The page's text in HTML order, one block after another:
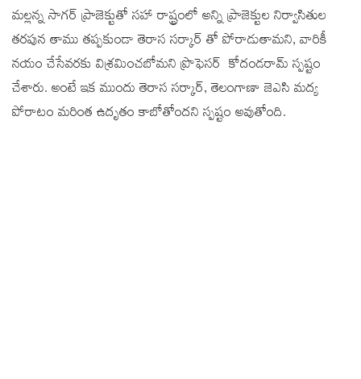
మల్లన్న సాగర్ ప్రాజెక్టుతో సహా రాష్ట్రంలో అన్ని ప్రాజెక్టుల నిర్వాసితుల
తరపున తాము తప్పకుండా తెరాస సర్కార్ తో పోరాడుతామని, వారికీ
నయం చేసేవరకు విశ్రమించబోమని ప్రొఫెసర్ కోదండరామ్ స్పష్టం
చేశారు. అంటే ఇక ముందు తెరాస సర్కార్, తెలంగాణా జెఎసి మద్య
పోరాటం మరింత ఉదృతం కాబోతోందని స్పష్టం అవుతోంది.